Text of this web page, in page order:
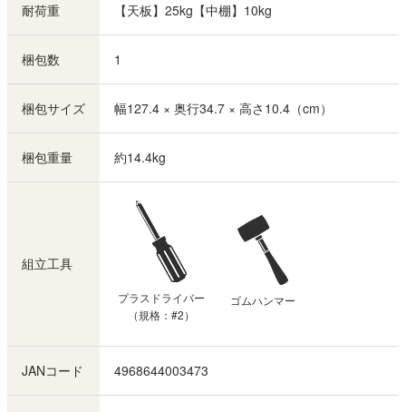
耐荷重 【天板】25kg【中棚】10kg
梱包数 1
梱包サイズ 幅127.4 × 奥行34.7 × 高さ10.4（cm）
梱包重量 約14.4kg
組立工具
プラスドライバー
（規格：#2）
ゴムハンマー
JANコード 4968644003473